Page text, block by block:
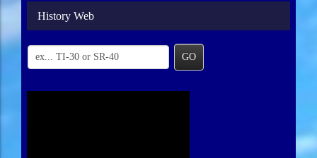
History Web
GO